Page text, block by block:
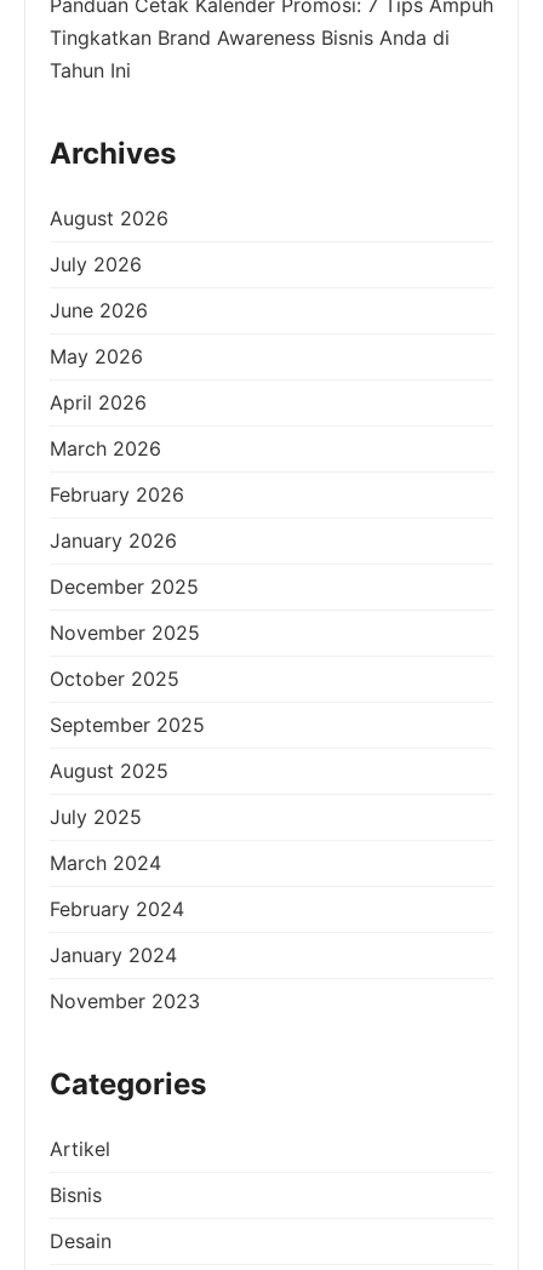
Panduan Cetak Kalender Promosi: 7 Tips Ampuh
Tingkatkan Brand Awareness Bisnis Anda di
Tahun Ini
Archives
August 2026
July 2026
June 2026
May 2026
April 2026
March 2026
February 2026
January 2026
December 2025
November 2025
October 2025
September 2025
August 2025
July 2025
March 2024
February 2024
January 2024
November 2023
Categories
Artikel
Bisnis
Desain